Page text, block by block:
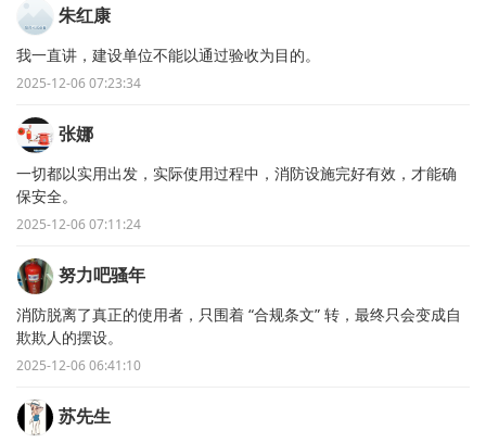
朱红康
我一直讲，建设单位不能以通过验收为目的。
2025-12-06 07:23:34
张娜
一切都以实用出发，实际使用过程中，消防设施完好有效，才能确
保安全。
2025-12-06 07:11:24
努力吧骚年
消防脱离了真正的使用者，只围着 “合规条文” 转，最终只会变成自
欺欺人的摆设。
2025-12-06 06:41:10
苏先生